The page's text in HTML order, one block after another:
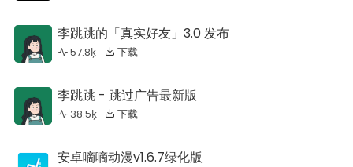
李跳跳的「真实好友」3.0 发布
57.8ķ 下载
李跳跳 - 跳过广告最新版
38.5ķ 下载
安卓嘀嘀动漫v1.6.7绿化版